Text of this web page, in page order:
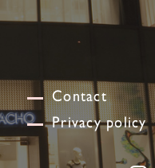
Contact
Privacy policy